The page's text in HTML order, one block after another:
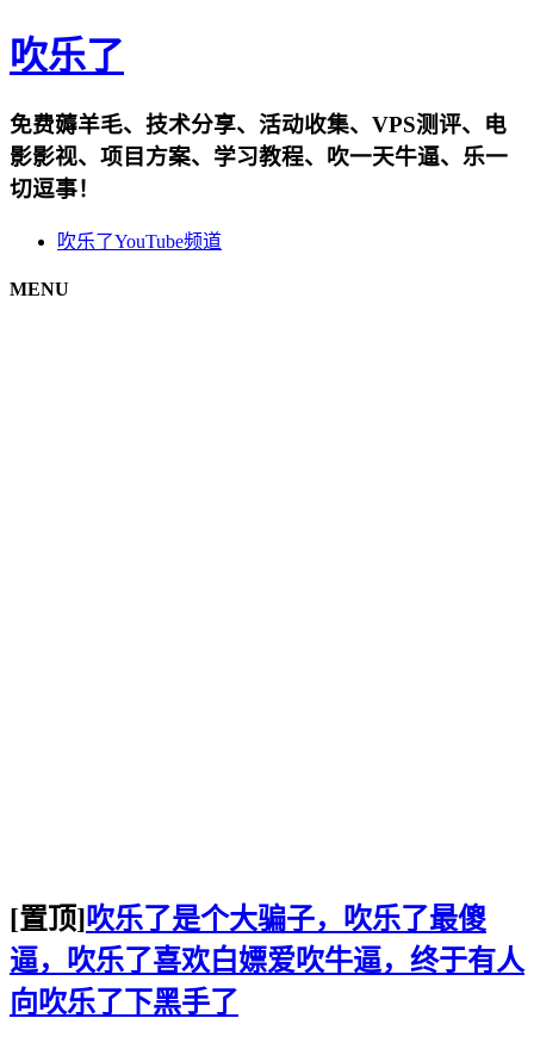
吹乐了
免费薅羊毛、技术分享、活动收集、VPS测评、电
影影视、项目方案、学习教程、吹一天牛逼、乐一
切逗事！
吹乐了YouTube频道
MENU
[置顶]吹乐了是个大骗子，吹乐了最傻
逼，吹乐了喜欢白嫖爱吹牛逼，终于有人
向吹乐了下黑手了